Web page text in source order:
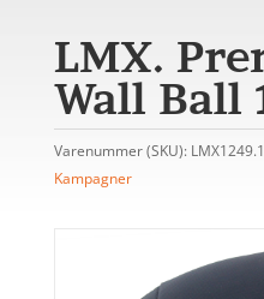
LMX.
Wall Ball
Varenummer (SKU):
Kampagner